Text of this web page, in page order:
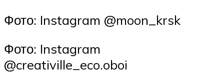
Фото: Instagram @moon_krsk
Фото: Instagram
@creativille_eco.oboi